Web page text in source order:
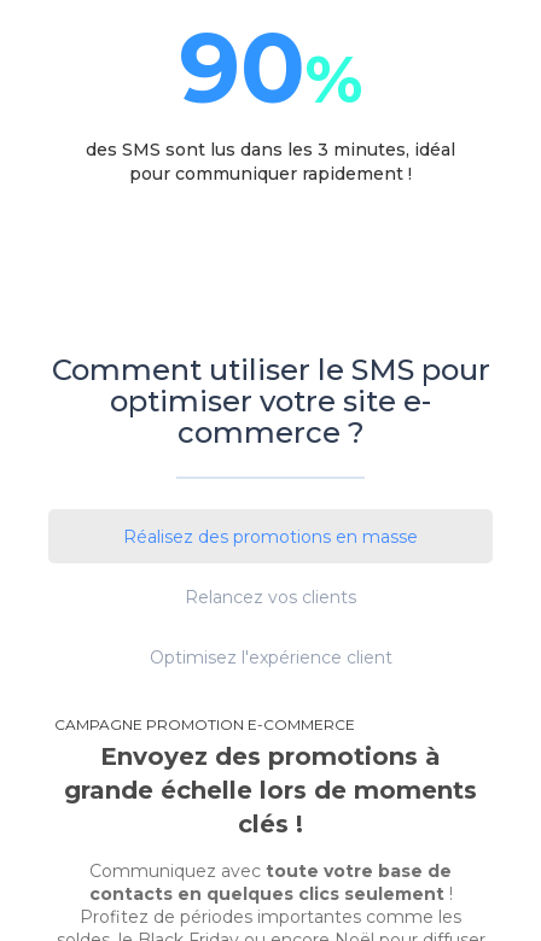
90%
des SMS sont lus dans les 3 minutes, idéal
pour communiquer rapidement !
Comment utiliser le SMS pour
optimiser votre site e-
commerce ?
Réalisez des promotions en masse
Relancez vos clients
Optimisez l'expérience client
CAMPAGNE PROMOTION E-COMMERCE
Envoyez des promotions à
grande échelle lors de moments
clés !
Communiquez avec toute votre base de
contacts en quelques clics seulement!
Profitez de périodes importantes comme les